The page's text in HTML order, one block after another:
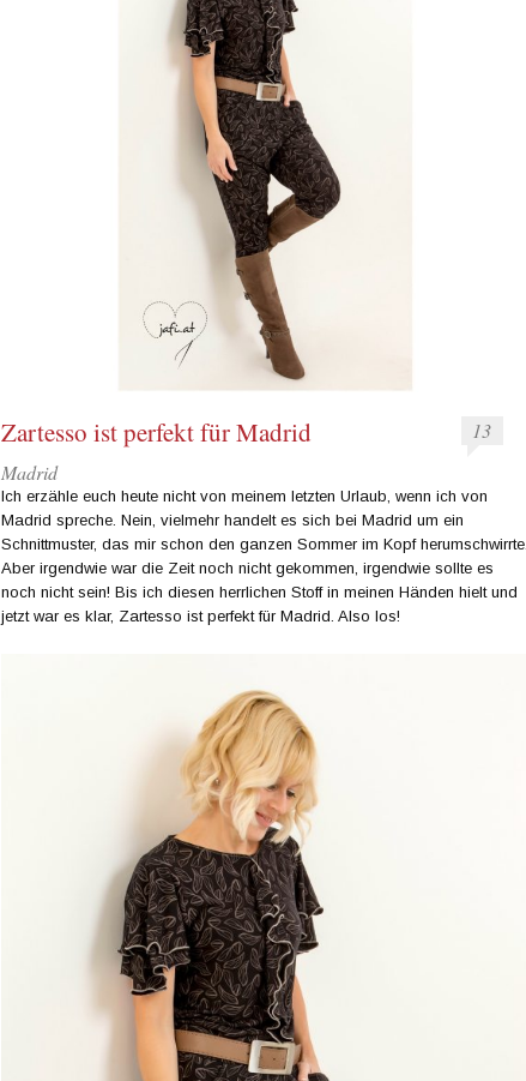
Zartesso ist perfekt für Madrid
13
Madrid
Ich erzähle euch heute nicht von meinem letzten Urlaub, wenn ich von
Madrid spreche. Nein, vielmehr handelt es sich bei Madrid um ein
Schnittmuster, das mir schon den ganzen Sommer im Kopf herumschwirrte.
Aber irgendwie war die Zeit noch nicht gekommen, irgendwie sollte es
noch nicht sein! Bis ich diesen herrlichen Stoff in meinen Händen hielt und
jetzt war es klar, Zartesso ist perfekt für Madrid. Also los!